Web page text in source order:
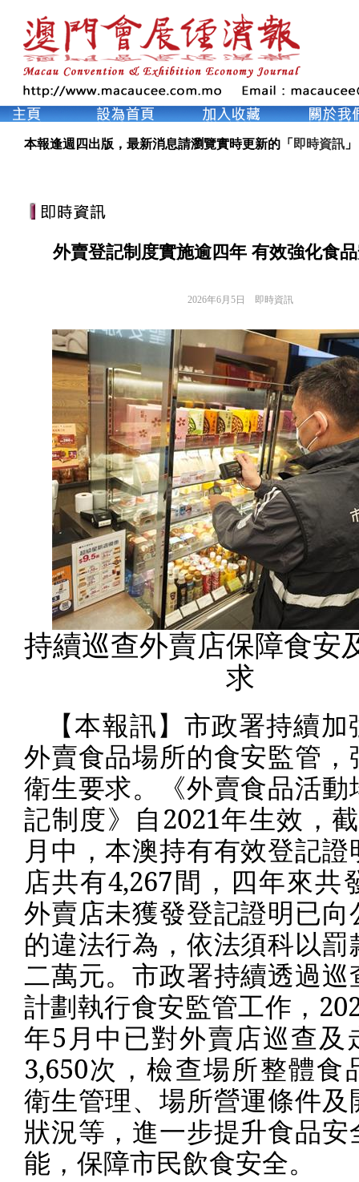
本報逢週四出版，最新消息請瀏覽實時更新的「 即時資訊 」
外賣登記制度實施逾四年 有效強化食
2026年6月5日 即時資訊
持續巡查外賣店保障食安
求
【本報訊】市政署持續
外賣食品場所的食安監管，
衛生要求。《外賣食品活動
記制度》自 2021年生效，
月中，本澳持有有效登記證
店共有4,267間，四年來共
外賣店未獲發登記證明已向
的違法行為，依法須科以罰
二萬元。市政署持續透過巡
計劃執行食安監管工作，
年5月中已對外賣店巡查及
3,650次，檢查場所整體食
衛生管理、場所營運條件及
狀況等，進一步提升食品安
能，保障市民飲食安全。